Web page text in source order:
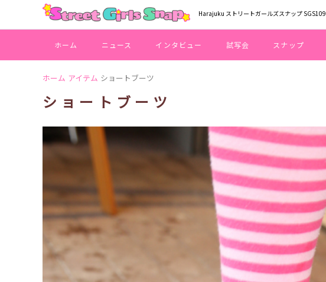
Harajuku ストリートガールズスナップ SGS109
ホーム ニュース インタビュー 試写会 スナップ
ホーム アイテム ショートブーツ
ショートブーツ